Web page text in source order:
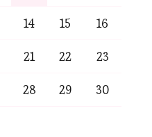
14 15 16
21 22 23
28 29 30